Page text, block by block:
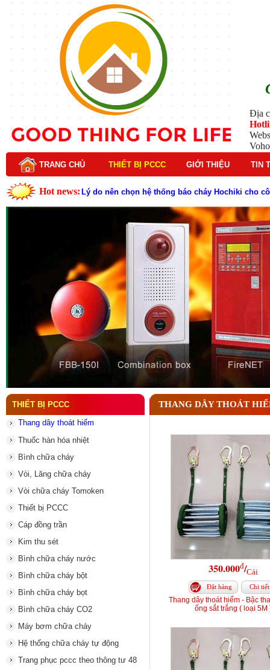
Địa
TRANG CHỦ THIẾT BỊ PCCC GIỚI THIỆU TIN
Hot news: Lý do nên chọn hệ thống báo cháy Hochiki cho
Cấu tạo và nguyên lý hoạt động của báo cháy
Tìm hiểu chi tiết về hệ thống báo cháy Horing
Các loại thang dây thoát hiểm phổ biến trên thị
Thang dây thoát hiểm có tác dụng gì trong tình
Cấu tạo đầu phun chữa cháy trong hệ thống
Kim thu sét là gì? Cấu tạo, nguyên lý hoạt động
Đầu phun chữa cháy là gì và nguyên lý hoạt động
Đầu phun chữa cháy là gì ? Tìm hiểu chi tiết từ A-
THIẾT BỊ PCCC
Thang dây thoát hiểm
Thuốc hàn hóa nhiệt
Bình chữa cháy
Vòi, Lăng chữa cháy
Vòi chữa cháy Tomoken
Thiết bị PCCC
Cáp đồng trần
Kim thu sét
Bình chữa cháy nước
Bình chữa cháy bột
Bình chữa cháy bọt
Bình chữa cháy CO2
Máy bơm chữa cháy
Hệ thống chữa cháy tự động
Trang phục pccc theo thông tư 48
THANG DÂY THOÁT
350.000đ/Cái
Đặt hàng Chi tiết
Thang dây thoát hiểm - Bậc
ống sắt trắng ( loại 5M